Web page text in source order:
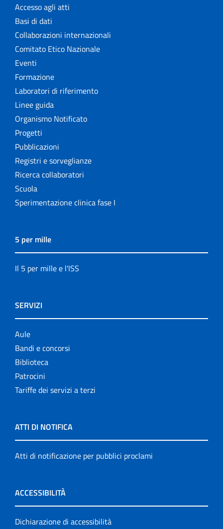
Accesso agli atti
Basi di dati
Collaborazioni internazionali
Comitato Etico Nazionale
Eventi
Formazione
Laboratori di riferimento
Linee guida
Organismo Notificato
Progetti
Pubblicazioni
Registri e sorveglianze
Ricerca collaboratori
Scuola
Sperimentazione clinica fase I
5 per mille
Il 5 per mille e l'ISS
SERVIZI
Aule
Bandi e concorsi
Biblioteca
Patrocini
Tariffe dei servizi a terzi
ATTI DI NOTIFICA
Atti di notificazione per pubblici proclami
ACCESSIBILITÀ
Dichiarazione di accessibilità